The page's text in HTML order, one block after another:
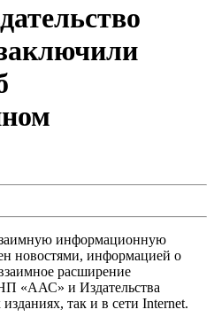
информационную
новостями, информацией о
расширение
«ААС» и Издательства
так и в сети Internet.